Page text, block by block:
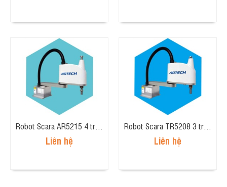
Liên hệ Liên hệ